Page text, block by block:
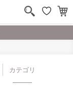
カテゴリ